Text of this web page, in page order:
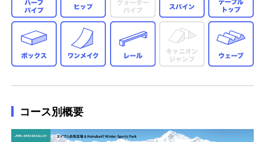
ボックス ワンメイク レール
コース別概要